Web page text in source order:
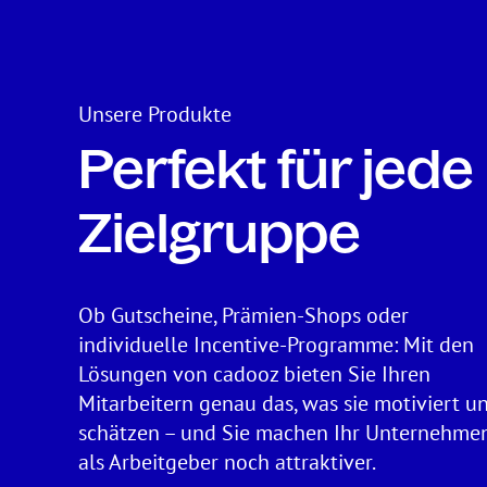
Unsere Produkte
Perfekt für jede
Zielgruppe
Ob Gutscheine, Prämien-Shops oder
individuelle Incentive-Programme: Mit den
Lösungen von cadooz bieten Sie Ihren
Mitarbeitern genau das, was sie motiviert
schätzen – und Sie machen Ihr
als Arbeitgeber noch attraktiver.